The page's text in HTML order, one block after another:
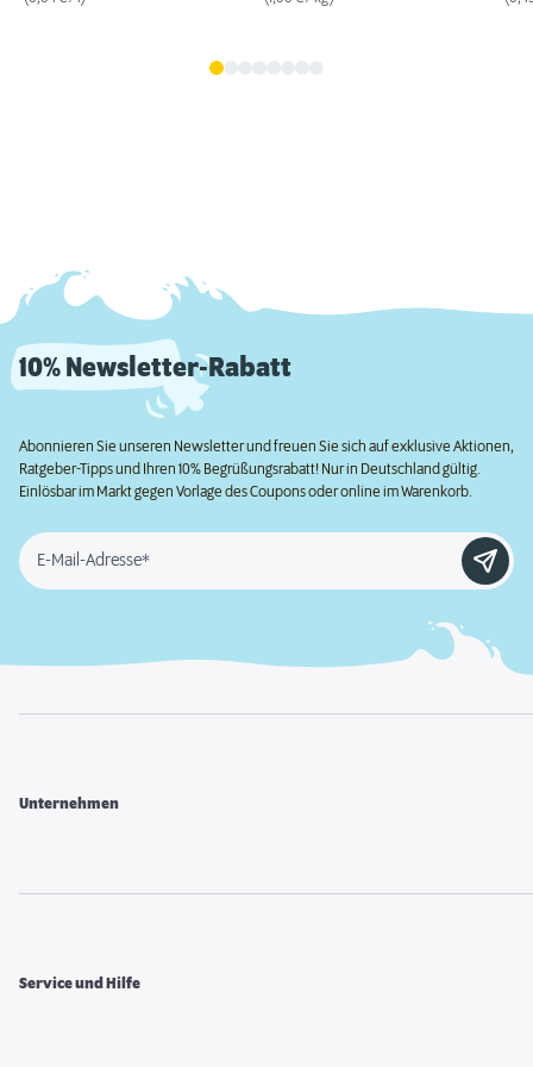
10% Newsletter-Rabatt
Abonnieren Sie unseren Newsletter und freuen Sie sich auf exklusive Aktionen,
Ratgeber-Tipps und Ihren 10% Begrüßungsrabatt! Nur in Deutschland gültig.
Einlösbar im Markt gegen Vorlage des Coupons oder online im Warenkorb.
E-Mail-Adresse*
Unternehmen
Service und Hilfe